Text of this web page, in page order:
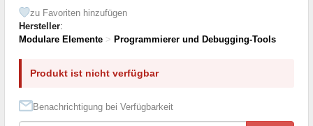
zu Favoriten hinzufügen
Hersteller:
Modulare Elemente > Programmierer und Debugging-Tools
Produkt ist nicht verfügbar
Benachrichtigung bei Verfügbarkeit